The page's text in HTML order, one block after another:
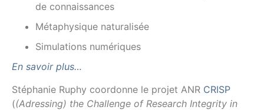
de connaissances
Métaphysique naturalisée
Simulations numériques
En savoir plus…
Stéphanie Ruphy coordonne le projet ANR CRISP
((Adressing) the Challenge of Research Integrity in